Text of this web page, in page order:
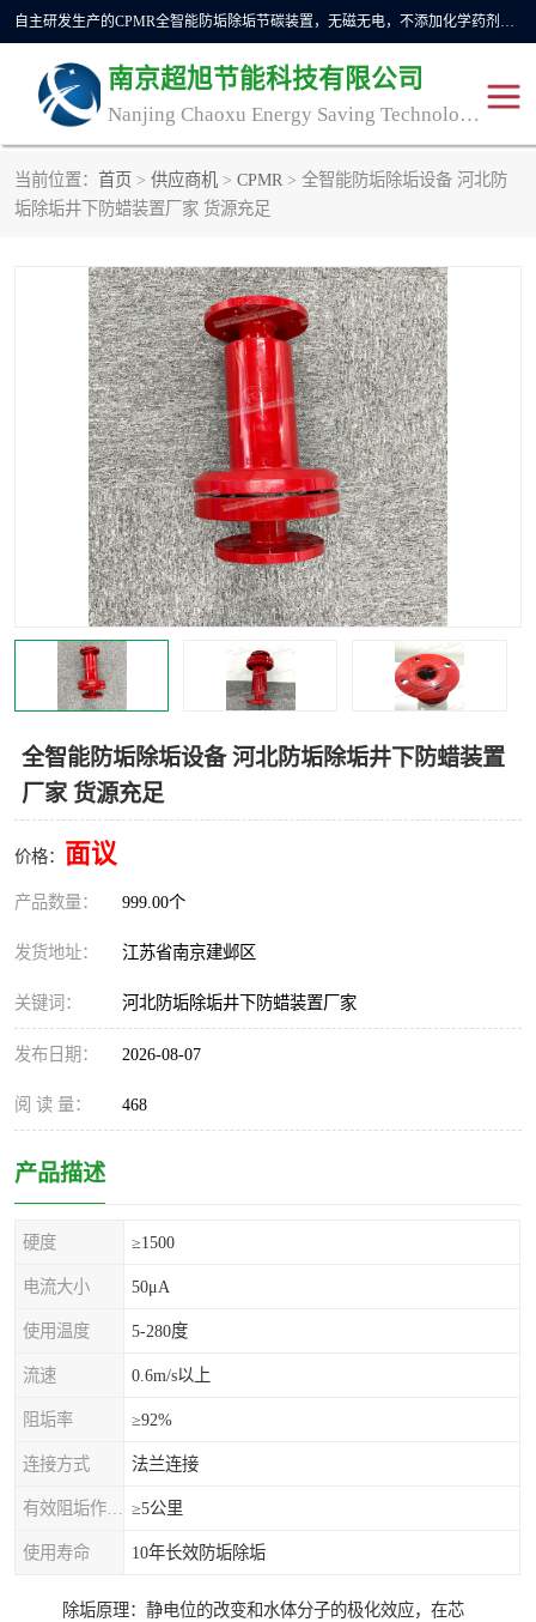
自主研发生产的CPMR全智能防垢除垢节碳装置，无磁无电，不添加化学药剂，*了国内纯物理除垢技术领域空白，其性能处于国际领先水平。广泛应用于石油炼化、钢铁冶炼、电力、煤矿、化工、供暖、压铸、汽车制造、涉水家电等行业。
南京超旭节能科技有限公司
Nanjing Chaoxu Energy Saving Technology Co., Ltd
当前位置： 首页 > 供应商机 > CPMR > 全智能防垢除垢设备 河北防
垢除垢井下防蜡装置厂家 货源充足
全智能防垢除垢设备 河北防垢除垢井下防蜡装置
厂家 货源充足
价格： 面议
产品数量： 999.00个
发货地址： 江苏省南京建邺区
关键词： 河北防垢除垢井下防蜡装置厂家
发布日期： 2026-08-07
阅 读 量： 468
产品描述
硬度 ≥1500
电流大小 50μA
使用温度 5-280度
流速 0.6m/s以上
阻垢率 ≥92%
连接方式 法兰连接
≥5公里
使用寿命 10年长效防垢除垢
除垢原理：静电位的改变和水体分子的极化效应，在芯
CPMR
碳装置
CPMR油田井下防垢防蜡 物理防垢器生产制造商
防垢除垢 防蜡除蜡
管道除垢 锅炉除垢
防垢器 CPMR商用防垢器/家用防
垢器
工业除垢 清碳燃油催化器